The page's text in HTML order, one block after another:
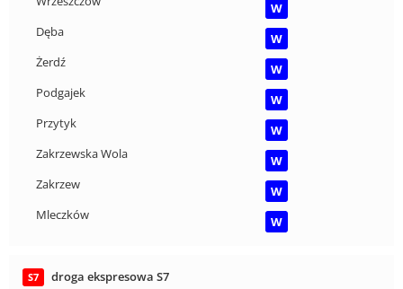
W
Dęba
W
Żerdź
W
Podgajek
W
Przytyk
W
Zakrzewska Wola
W
Zakrzew
W
Mleczków
W
S7
droga ekspresowa S7